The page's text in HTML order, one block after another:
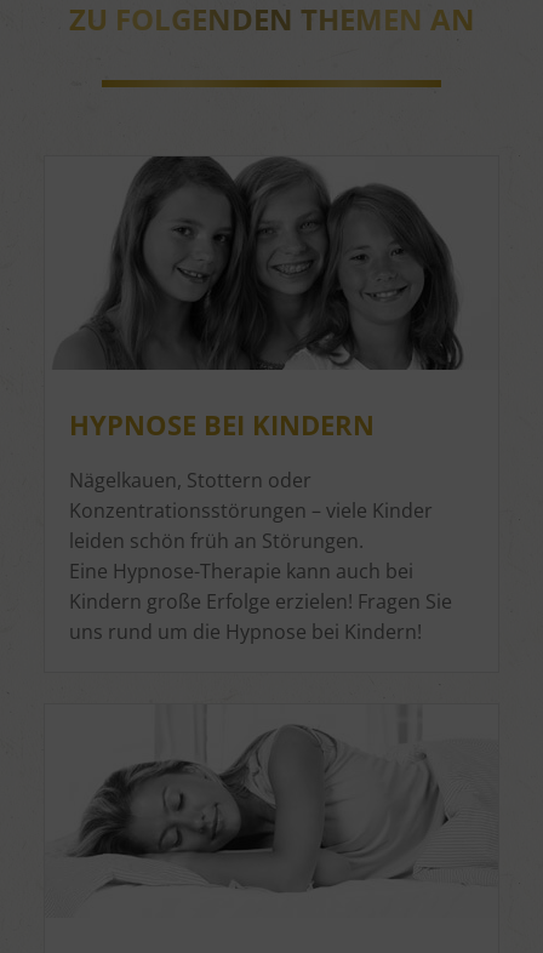
ZU FOLGENDEN THEMEN AN
HYPNOSE BEI KINDERN
Nägelkauen, Stottern oder
Konzentrationsstörungen – viele Kinder
leiden schön früh an Störungen.
Eine Hypnose-Therapie kann auch bei
Kindern große Erfolge erzielen! Fragen Sie
uns rund um die Hypnose bei Kindern!